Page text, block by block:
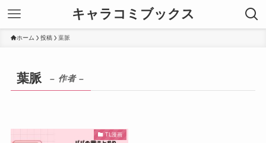
キャラコミブックス
ホーム 投稿 葉脈
葉脈 – 作者 –
TL漫画